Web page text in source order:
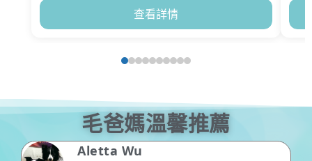
查看詳情
毛爸媽溫馨推薦
Aletta Wu